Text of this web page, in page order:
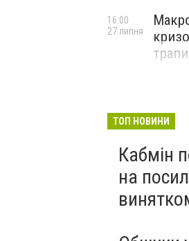
16:00
27 липня
ТОП НОВИНИ
Кабмін
на